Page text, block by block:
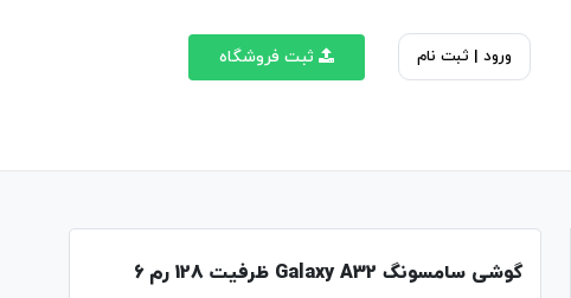
ورود | ثبت نام ثبت فروشگاه
گوشی سامسونگ Galaxy A32 ظرفیت 128 رم 6